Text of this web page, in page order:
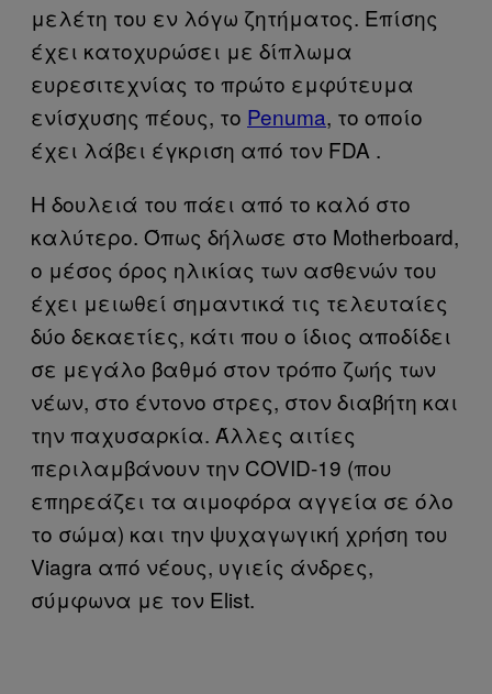
μελέτη του εν λόγω ζητήματος. Επίσης
έχει κατοχυρώσει με δίπλωμα
ευρεσιτεχνίας το πρώτο εμφύτευμα
ενίσχυσης πέους, το Penuma, το οποίο
έχει λάβει έγκριση από τον FDA .
Η δουλειά του πάει από το καλό στο
καλύτερο. Όπως δήλωσε στο Motherboard,
ο μέσος όρος ηλικίας των ασθενών του
έχει μειωθεί σημαντικά τις τελευταίες
δύο δεκαετίες, κάτι που ο ίδιος αποδίδει
σε μεγάλο βαθμό στον τρόπο ζωής των
νέων, στο έντονο στρες, στον διαβήτη και
την παχυσαρκία. Άλλες αιτίες
περιλαμβάνουν την COVID-19 (που
επηρεάζει τα αιμοφόρα αγγεία σε όλο
το σώμα) και την ψυχαγωγική χρήση του
Viagra από νέους, υγιείς άνδρες,
σύμφωνα με τον Elist.